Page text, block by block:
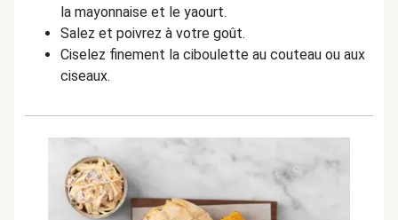
la mayonnaise et le yaourt.
Salez et poivrez à votre goût.
Ciselez finement la ciboulette au couteau ou aux
ciseaux.